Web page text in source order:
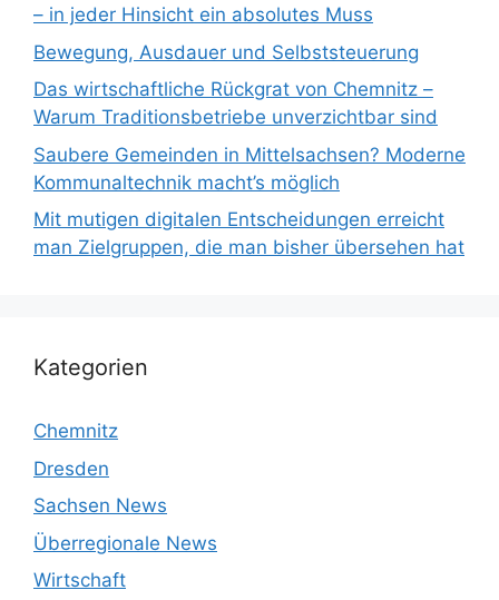
– in jeder Hinsicht ein absolutes Muss
Bewegung, Ausdauer und Selbststeuerung
Das wirtschaftliche Rückgrat von Chemnitz –
Warum Traditionsbetriebe unverzichtbar sind
Saubere Gemeinden in Mittelsachsen? Moderne
Kommunaltechnik macht’s möglich
Mit mutigen digitalen Entscheidungen erreicht
man Zielgruppen, die man bisher übersehen hat
Kategorien
Chemnitz
Dresden
Sachsen News
Überregionale News
Wirtschaft